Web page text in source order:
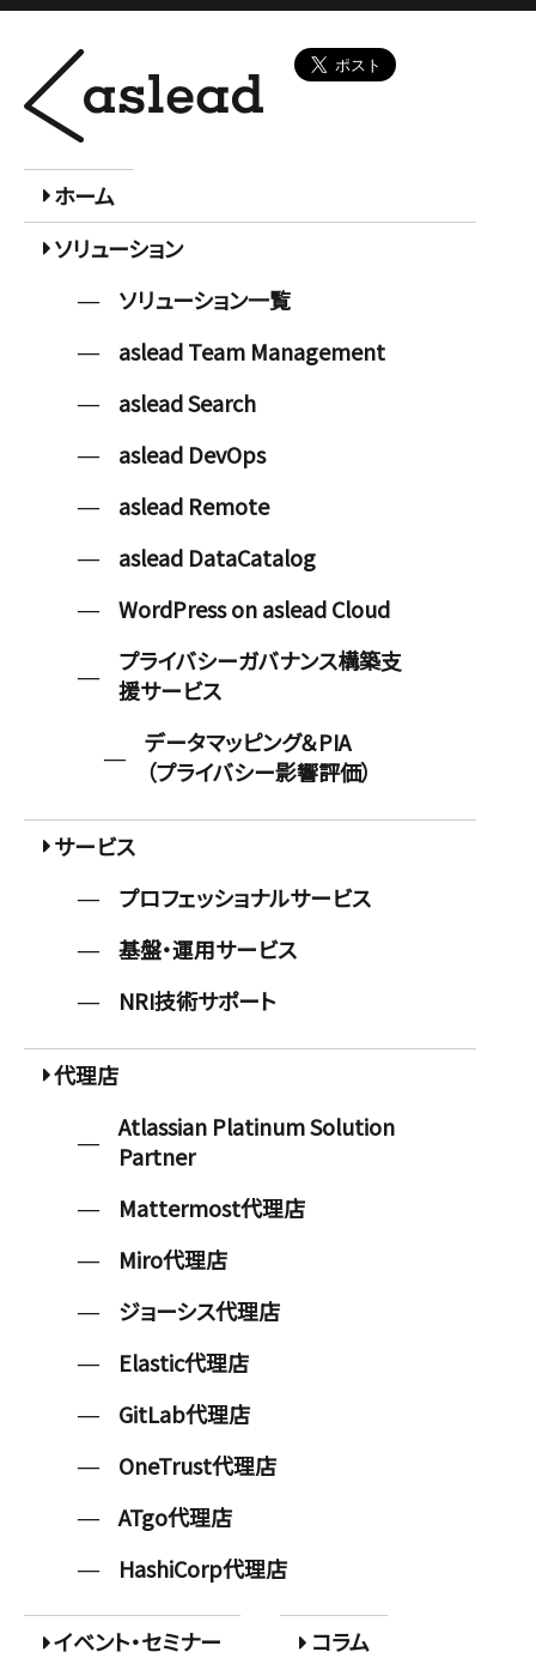
ホーム
ソリューション
ソリューション一覧
aslead Team Management
aslead Search
aslead DevOps
aslead Remote
aslead DataCatalog
WordPress on aslead Cloud
プライバシーガバナンス構築支
援サービス
データマッピング＆PIA
（プライバシー影響評価）
サービス
プロフェッショナルサービス
基盤・運用サービス
NRI技術サポート
代理店
Atlassian Platinum Solution
Partner
Mattermost代理店
Miro代理店
ジョーシス代理店
Elastic代理店
GitLab代理店
OneTrust代理店
ATgo代理店
HashiCorp代理店
イベント・セミナー
コラム